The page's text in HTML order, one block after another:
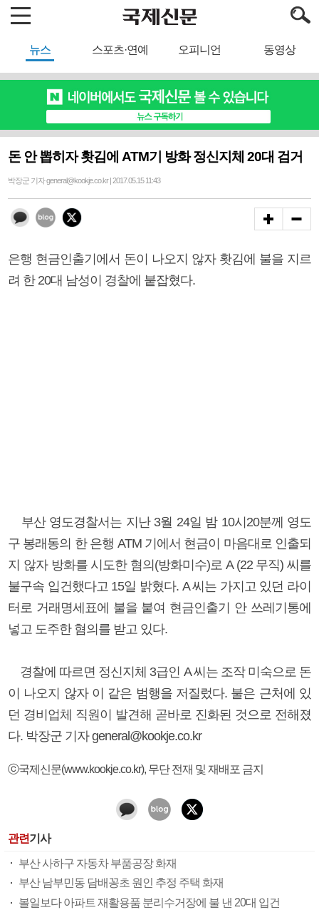
뉴스 스포츠·연예 오피니언 동영상
돈 안 뽑히자 홧김에 ATM기 방화 정신지체 20대 검거
박장군 기자 general@kookje.co.kr | 2017.05.15 11:43
은행 현금인출기에서 돈이 나오지 않자 홧김에 불을 지르
려 한 20대 남성이 경찰에 붙잡혔다.
부산 영도경찰서는 지난 3월 24일 밤 10시20분께 영도
구 봉래동의 한 은행 ATM 기에서 현금이 마음대로 인출되
지 않자 방화를 시도한 혐의(방화미수)로 A (22 무직) 씨를
불구속 입건했다고 15일 밝혔다. A 씨는 가지고 있던 라이
터로 거래명세표에 불을 붙여 현금인출기 안 쓰레기통에
넣고 도주한 혐의를 받고 있다.
경찰에 따르면 정신지체 3급인 A 씨는 조작 미숙으로 돈
이 나오지 않자 이 같은 범행을 저질렀다. 불은 근처에 있
던 경비업체 직원이 발견해 곧바로 진화된 것으로 전해졌
다. 박장군 기자 general@kookje.co.kr
ⓒ국제신문(www.kookje.co.kr), 무단 전재 및 재배포 금지
관련기사
부산 사하구 자동차 부품공장 화재
부산 남부민동 담배꽁초 원인 추정 주택 화재
볼일보다 아파트 재활용품 분리수거장에 불 낸 20대 입건